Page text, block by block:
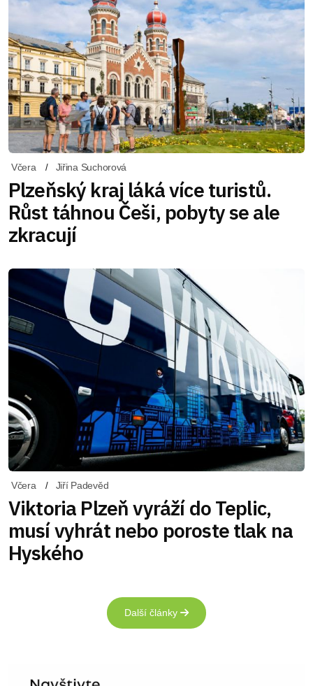
Včera Jiřina Suchorová
Plzeňský kraj láká více turistů.
Růst táhnou Češi, pobyty se ale
zkracují
Včera Jiří Padevěd
Viktoria Plzeň vyráží do Teplic,
musí vyhrát nebo poroste tlak na
Hyského
Další články